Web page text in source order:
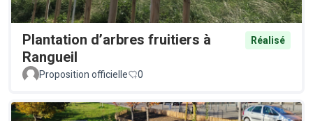
Plantation d’arbres fruitiers à
Rangueil
Réalisé
Proposition officielle 0